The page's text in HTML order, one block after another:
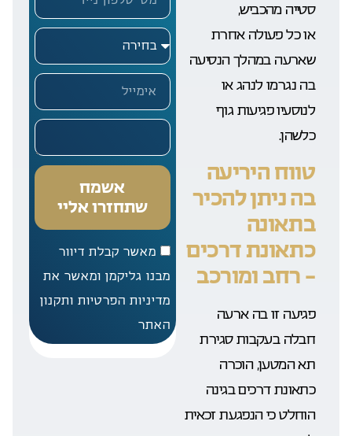
מאשר קבלת דיוור
מבנו גליקמן ומאשר את
מדיניות הפרטיות ותקנון
האתר
אשמח
שתחזרו אליי
סטייה מהכביש,
או כל פעולה אחרת
שארעה במהלך הנסיעה
בה נגרמו לנהג או
לנוסעיו פגיעות גוף
כלשהן.
טווח היריעה
בה ניתן להכיר
בתאונה
כתאונת דרכים
– רחב ומורכב
פגיעה זו בה ארעה
חבלה בעקבות סגירת
תא המטען, הוכרה
כתאונת דרכים בגינה
הוחלט כי הנפגעת זכאית